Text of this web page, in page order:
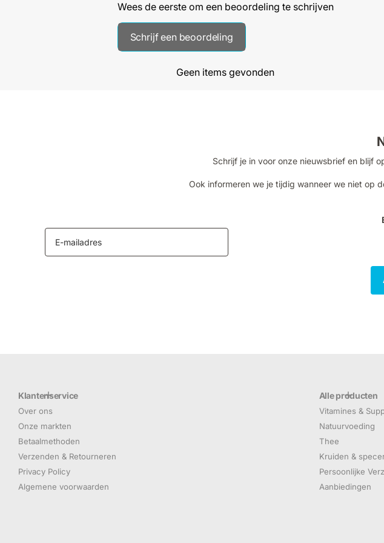
Wees de eerste om een beoordeling te schrijven
Schrijf een beoordeling
Geen items gevonden
Schrijf je in voor onze nieuwsbrief en blijf
Ook informeren we je tijdig wanneer we niet op
Klantenservice
Over ons
Onze markten
Betaalmethoden
Verzenden & Retourneren
Privacy Policy
Algemene voorwaarden
Alle producten
Vitamines &
Natuurvoeding
Thee
Kruiden &
Persoonlijke
Aanbiedingen